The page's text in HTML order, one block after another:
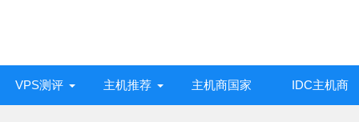
VPS测评 主机推荐 主机商国家 IDC主机商